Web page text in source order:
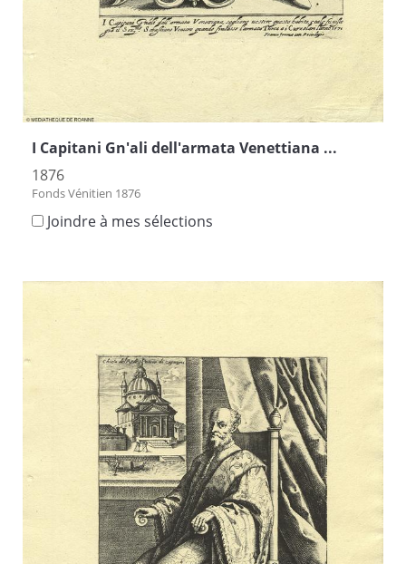
I Capitani Gn'ali dell'armata Venettiana ...
1876
Fonds Vénitien 1876
Joindre à mes sélections